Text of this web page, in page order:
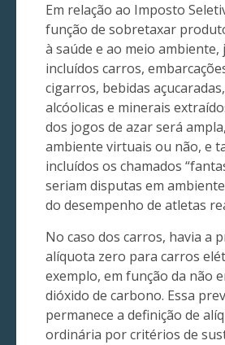
Em relação ao Imposto
função de sobretaxar
à saúde e ao meio ambiente,
incluídos carros,
cigarros, bebidas
alcóolicas e minerais
dos jogos de azar será
ambiente virtuais ou não, e
incluídos os chamados
seriam disputas em
do desempenho de atletas
No caso dos carros, havia a
alíquota zero para carros
exemplo, em função da não
dióxido de carbono. Essa
permanece a definição de
ordinária por critérios de